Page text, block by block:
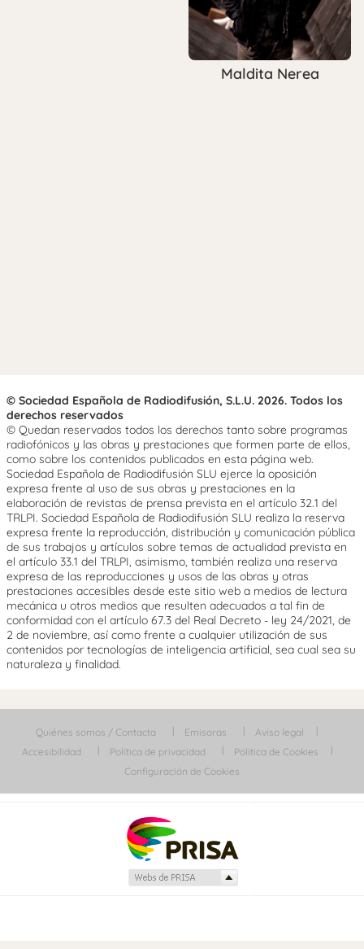
Maldita Nerea
© Sociedad Española de Radiodifusión, S.L.U. 2026. Todos los
derechos reservados
© Quedan reservados todos los derechos tanto sobre programas
radiofónicos y las obras y prestaciones que formen parte de ellos,
como sobre los contenidos publicados en esta página web.
Sociedad Española de Radiodifusión SLU ejerce la oposición
expresa frente al uso de sus obras y prestaciones en la
elaboración de revistas de prensa prevista en el artículo 32.1 del
TRLPI. Sociedad Española de Radiodifusión SLU realiza la reserva
expresa frente la reproducción, distribución y comunicación pública
de sus trabajos y artículos sobre temas de actualidad prevista en
el artículo 33.1 del TRLPI, asimismo, también realiza una reserva
expresa de las reproducciones y usos de las obras y otras
prestaciones accesibles desde este sitio web a medios de lectura
mecánica u otros medios que resulten adecuados a tal fin de
conformidad con el artículo 67.3 del Real Decreto - ley 24/2021, de
2 de noviembre, así como frente a cualquier utilización de sus
contenidos por tecnologías de inteligencia artificial, sea cual sea su
naturaleza y finalidad.
Quiénes somos / Contacta Emisoras
Aviso legal
Accesibilidad
Política de privacidad
Política de Cookies
Configuración de Cookies